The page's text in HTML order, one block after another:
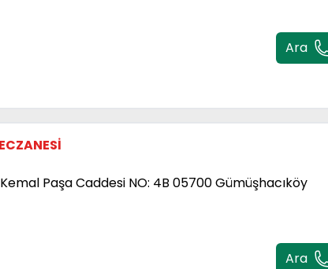
Ara
Paşa Caddesi NO: 4B 05700 Gümüşhacıköy
Ara